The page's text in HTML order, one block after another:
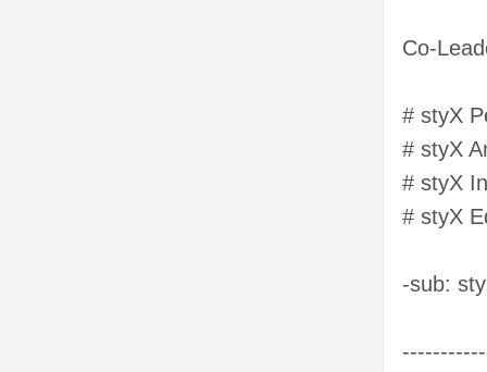
Co-
# styX
# styX
# styX
# styX
-sub: